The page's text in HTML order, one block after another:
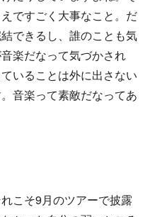
ですごく大事なこと。だ
できるし、誰のことも気
楽だなって気づかされ
いることは外に出さない
音楽って素敵だなってあ
こそ9月のツアーで披露